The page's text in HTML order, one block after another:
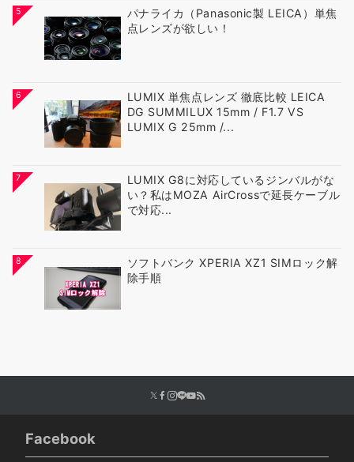
5
パナライカ（Panasonic製 LEICA）単焦
点レンズが欲しい！
6
LUMIX 単焦点レンズ 徹底比較 LEICA
DG SUMMILUX 15mm / F1.7 VS
LUMIX G 25mm /...
7
LUMIX G8に対応しているジンバルがな
い？私はMOZA AirCrossで延長ケーブル
で対応...
8
ソフトバンク XPERIA XZ1 SIMロック解
除手順
Facebook